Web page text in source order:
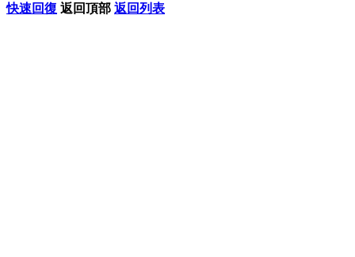
快速回復 返回頂部 返回列表